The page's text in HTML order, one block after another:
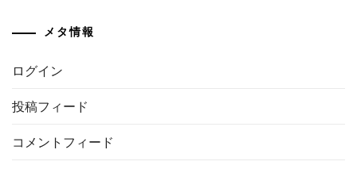
メタ情報
ログイン
投稿フィード
コメントフィード